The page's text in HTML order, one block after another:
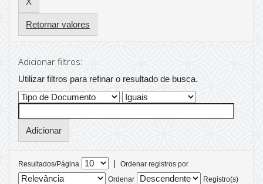
Retornar valores
Adicionar filtros:
Utilizar filtros para refinar o resultado de busca.
Resultados/Página |
Ordenar registros por
Ordenar
Registro(s)